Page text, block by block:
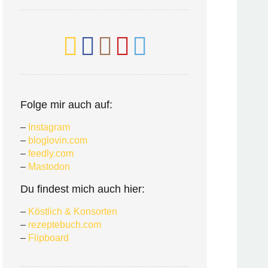
Folge mir auch auf:
– Instagram
– bloglovin.com
– feedly.com
– Mastodon
Du findest mich auch hier:
– Köstlich & Konsorten
– rezeptebuch.com
– Flipboard